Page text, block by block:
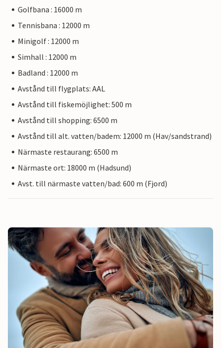
Golfbana : 16000 m
Tennisbana : 12000 m
Minigolf : 12000 m
Simhall : 12000 m
Badland : 12000 m
Avstånd till flygplats: AAL
Avstånd till fiskemöjlighet: 500 m
Avstånd till shopping: 6500 m
Avstånd till alt. vatten/badem: 12000 m (Hav/sandstrand)
Närmaste restaurang: 6500 m
Närmaste ort: 18000 m (Hadsund)
Avst. till närmaste vatten/bad: 600 m (Fjord)